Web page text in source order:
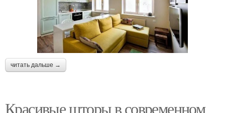
читать дальше →
Красивые шторы в современном